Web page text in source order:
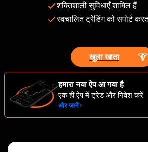
शक्तिशाली सुविधाएँ शामिल हैं
स्वचालित ट्रेडिंग को सपोर्ट
खुला खाता
हमारा नया ऐप आ गया है
एक ही ऐप में ट्रेड और निवेश करें
और जानें